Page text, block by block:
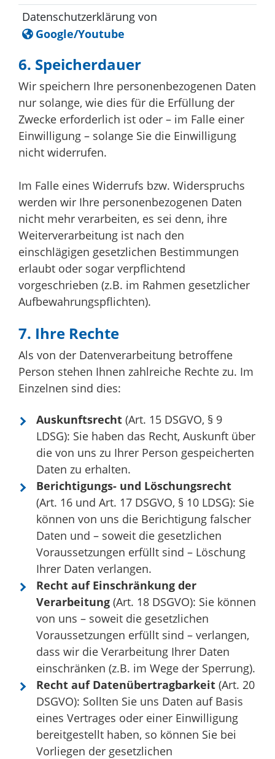
Datenschutzerklärung von
Google/Youtube
6. Speicherdauer
Wir speichern Ihre personenbezogenen Daten
nur solange, wie dies für die Erfüllung der
Zwecke erforderlich ist oder – im Falle einer
Einwilligung – solange Sie die Einwilligung
nicht widerrufen.
Im Falle eines Widerrufs bzw. Widerspruchs
werden wir Ihre personenbezogenen Daten
nicht mehr verarbeiten, es sei denn, ihre
Weiterverarbeitung ist nach den
einschlägigen gesetzlichen Bestimmungen
erlaubt oder sogar verpflichtend
vorgeschrieben (z.B. im Rahmen gesetzlicher
Aufbewahrungspflichten).
7. Ihre Rechte
Als von der Datenverarbeitung betroffene
Person stehen Ihnen zahlreiche Rechte zu. Im
Einzelnen sind dies:
Auskunftsrecht (Art. 15 DSGVO, § 9
LDSG): Sie haben das Recht, Auskunft über
die von uns zu Ihrer Person gespeicherten
Daten zu erhalten.
Berichtigungs- und Löschungsrecht
(Art. 16 und Art. 17 DSGVO, § 10 LDSG): Sie
können von uns die Berichtigung falscher
Daten und – soweit die gesetzlichen
Voraussetzungen erfüllt sind – Löschung
Ihrer Daten verlangen.
Recht auf Einschränkung der
Verarbeitung (Art. 18 DSGVO): Sie können
von uns – soweit die gesetzlichen
Voraussetzungen erfüllt sind – verlangen,
dass wir die Verarbeitung Ihrer Daten
einschränken (z.B. im Wege der Sperrung).
Recht auf Datenübertragbarkeit (Art. 20
DSGVO): Sollten Sie uns Daten auf Basis
eines Vertrages oder einer Einwilligung
bereitgestellt haben, so können Sie bei
Vorliegen der gesetzlichen